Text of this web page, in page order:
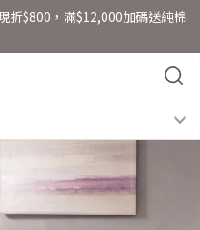
折$800，滿$12,000加碼送純棉